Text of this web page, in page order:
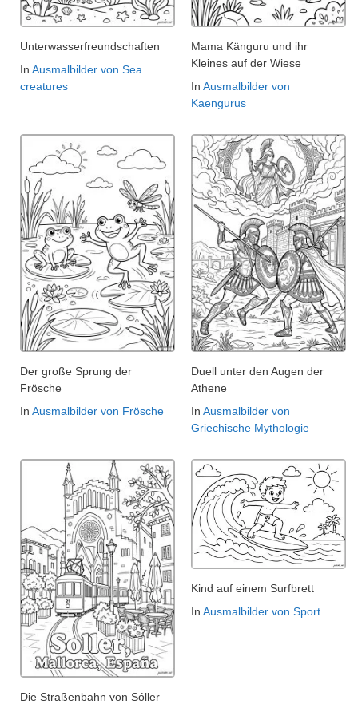
Unterwasserfreundschaften
In Ausmalbilder von Sea
creatures
Mama Känguru und ihr
Kleines auf der Wiese
In Ausmalbilder von
Kaengurus
Der große Sprung der
Frösche
In Ausmalbilder von Frösche
Duell unter den Augen der
Athene
In Ausmalbilder von
Griechische Mythologie
Die Straßenbahn von Sóller
Kind auf einem Surfbrett
In Ausmalbilder von Sport